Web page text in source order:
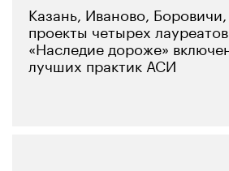
Казань, Иваново,
проекты четырех
«Наследие дороже»
лучших практик АСИ